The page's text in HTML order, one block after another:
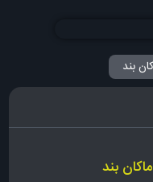
بند
بند